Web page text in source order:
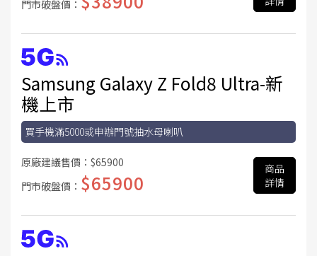
門市破盤價：
Samsung Galaxy Z Fold8 Ultra-新
機上市
買手機滿5000或申辦門號抽水母喇叭
原廠建議售價： $65900
門市破盤價： $65900
商品
詳情